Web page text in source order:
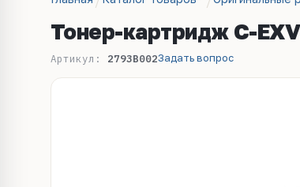
Тонер-картридж C-
Артикул: 2793B002Задать вопрос